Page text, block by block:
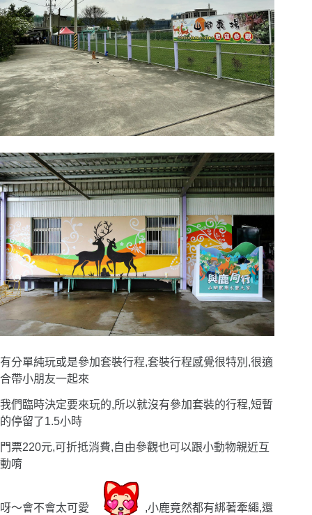
有分單純玩或是參加套裝行程,套裝行程感覺很特別,很適
合帶小朋友一起來
我們臨時決定要來玩的,所以就沒有參加套裝的行程,短暫
的停留了1.5小時
門票220元,可折抵消費,自由參觀也可以跟小動物親近互
動唷
呀〜會不會太可愛 ,小鹿竟然都有綁著牽繩,還